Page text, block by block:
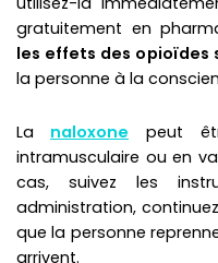
gratuitement en
les effets des opioïdes
la personne à la
La naloxone peut
intramusculaire ou en
cas, suivez les
administration,
que la personne
arrivent.